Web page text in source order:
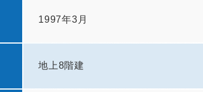
1997年3月
地上8階建